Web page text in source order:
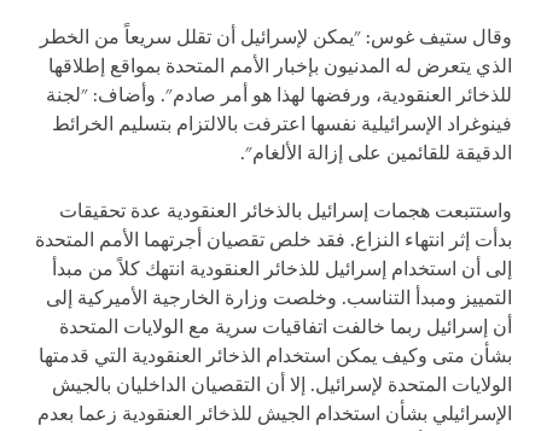
وقال ستيف غوس: "يمكن لإسرائيل أن تقلل سريعاً من الخطر
الذي يتعرض له المدنيون بإخبار الأمم المتحدة بمواقع إطلاقها
للذخائر العنقودية، ورفضها لهذا هو أمر صادم". وأضاف: "لجنة
فينوغراد الإسرائيلية نفسها اعترفت بالالتزام بتسليم الخرائط
الدقيقة للقائمين على إزالة الألغام".
واستتبعت هجمات إسرائيل بالذخائر العنقودية عدة تحقيقات
بدأت إثر انتهاء النزاع. فقد خلص تقصيان أجرتهما الأمم المتحدة
إلى أن استخدام إسرائيل للذخائر العنقودية انتهك كلاً من مبدأ
التمييز ومبدأ التناسب. وخلصت وزارة الخارجية الأميركية إلى
أن إسرائيل ربما خالفت اتفاقيات سرية مع الولايات المتحدة
بشأن متى وكيف يمكن استخدام الذخائر العنقودية التي قدمتها
الولايات المتحدة لإسرائيل. إلا أن التقصيان الداخليان بالجيش
الإسرائيلي بشأن استخدام الجيش للذخائر العنقودية زعما بعدم